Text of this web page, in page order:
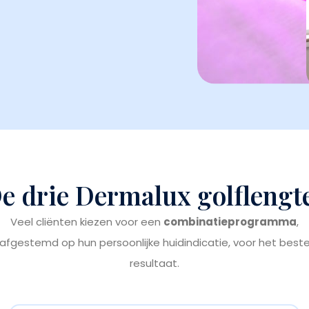
drie Dermalux
Veel cliënten kiezen voor een combinatieprogramma,
op hun persoonlijke huidindicatie, voor het
resultaat.